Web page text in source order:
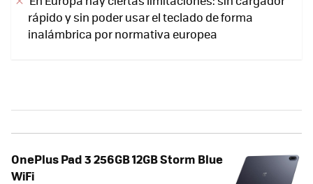
rápido y sin poder usar el teclado de forma
inalámbrica por normativa europea
OnePlus Pad 3 256GB 12GB Storm Blue
WiFi